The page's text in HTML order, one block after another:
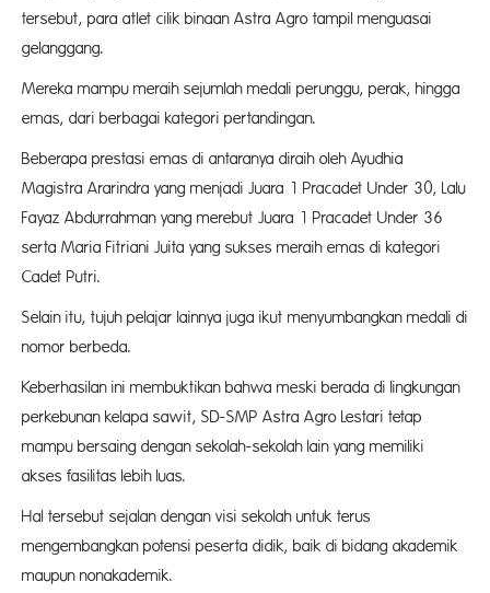
tersebut, para atlet cilik binaan Astra Agro tampil menguasai
gelanggang.
Mereka mampu meraih sejumlah medali perunggu, perak, hingga
emas, dari berbagai kategori pertandingan.
Beberapa prestasi emas di antaranya diraih oleh Ayudhia
Magistra Ararindra yang menjadi Juara 1 Pracadet Under 30, Lalu
Fayaz Abdurrahman yang merebut Juara 1 Pracadet Under 36
serta Maria Fitriani Juita yang sukses meraih emas di kategori
Cadet Putri.
Selain itu, tujuh pelajar lainnya juga ikut menyumbangkan medali di
nomor berbeda.
Keberhasilan ini membuktikan bahwa meski berada di lingkungan
perkebunan kelapa sawit, SD-SMP Astra Agro Lestari tetap
mampu bersaing dengan sekolah-sekolah lain yang memiliki
akses fasilitas lebih luas.
Hal tersebut sejalan dengan visi sekolah untuk terus
mengembangkan potensi peserta didik, baik di bidang akademik
maupun nonakademik.